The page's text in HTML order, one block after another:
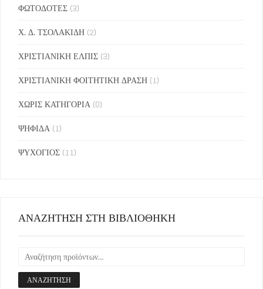
ΦΩΤΟΔΟΤΕΣ (3)
Χ. Δ. ΤΣΟΛΑΚΙΔΗ (2)
ΧΡΙΣΤΙΑΝΙΚΗ ΕΛΠΙΣ (3)
ΧΡΙΣΤΙΑΝΙΚΗ ΦΟΙΤΗΤΙΚΗ ΔΡΑΣΗ (1)
ΧΩΡΙΣ ΚΑΤΗΓΟΡΙΑ (0)
ΨΗΦΙΔΑ (1)
ΨΥΧΟΓΙΟΣ (11)
ΑΝΑΖΗΤΗΣΗ ΣΤΗ ΒΙΒΛΙΟΘΗΚΗ
ΑΝΑΖΉΤΗΣΗ